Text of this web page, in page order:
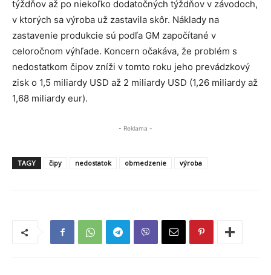
týždňov až po niekoľko dodatočných týždňov v závodoch,
v ktorých sa výroba už zastavila skôr. Náklady na
zastavenie produkcie sú podľa GM započítané v
celoročnom výhľade. Koncern očakáva, že problém s
nedostatkom čipov zníži v tomto roku jeho prevádzkový
zisk o 1,5 miliardy USD až 2 miliardy USD (1,26 miliardy až
1,68 miliardy eur).
- Reklama -
TAGY čipy nedostatok obmedzenie výroba